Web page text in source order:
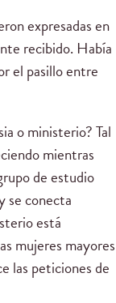
expresadas en
recibido. Había
el pasillo entre
o ministerio? Tal
mientras
de estudio
se conecta
está
mujeres mayores
las peticiones de